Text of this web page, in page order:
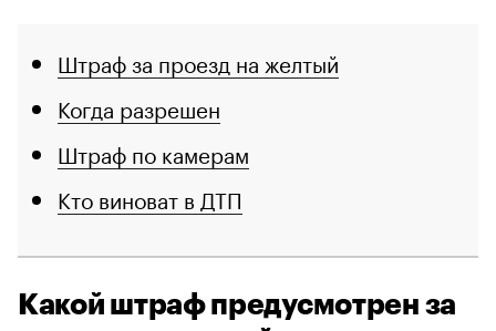
Штраф за проезд на желтый
Когда разрешен
Штраф по камерам
Кто виноват в ДТП
Какой штраф предусмотрен за